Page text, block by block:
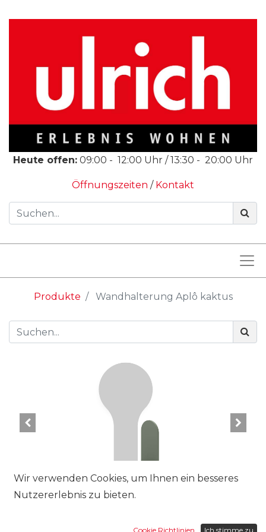
Heute offen: 09:00 - 12:00 Uhr /13:30 - 20:00 Uhr
Öffnungszeiten / Kontakt
Produkte Wandhalterung Aplô kaktus
Wir verwenden Cookies, um Ihnen ein besseres
Nutzererlebnis zu bieten.
Cookie Richtlinien Ich stimme zu